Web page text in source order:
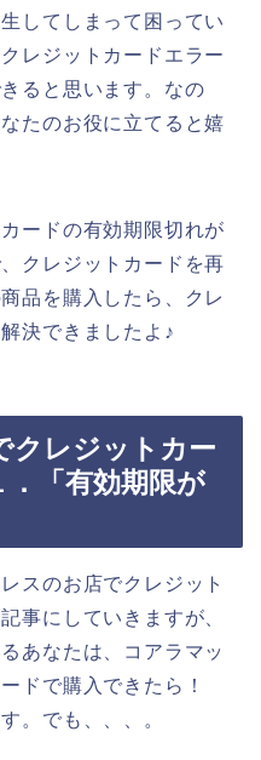
してしまって困ってい
レジットカードエラー
ると思います。なの
たのお役に立てると嬉
ードの有効期限切れが
クレジットカードを再
品を購入したら、クレ
決できましたよ♪
クレジットカー
．「有効期限が
スのお店でクレジット
事にしていきますが、
あなたは、コアラマッ
ドで購入できたら！
。でも、、、。